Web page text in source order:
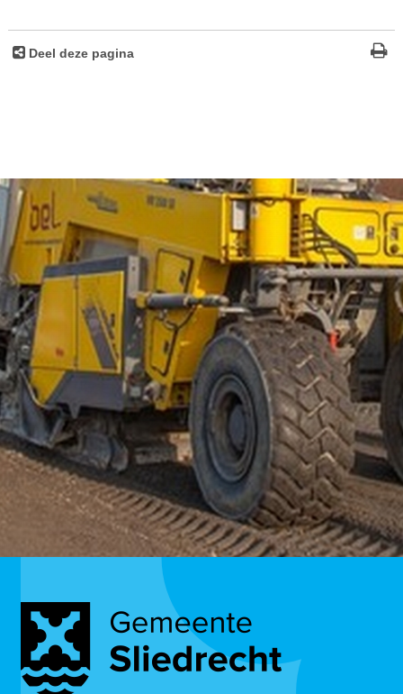
Deel deze pagina